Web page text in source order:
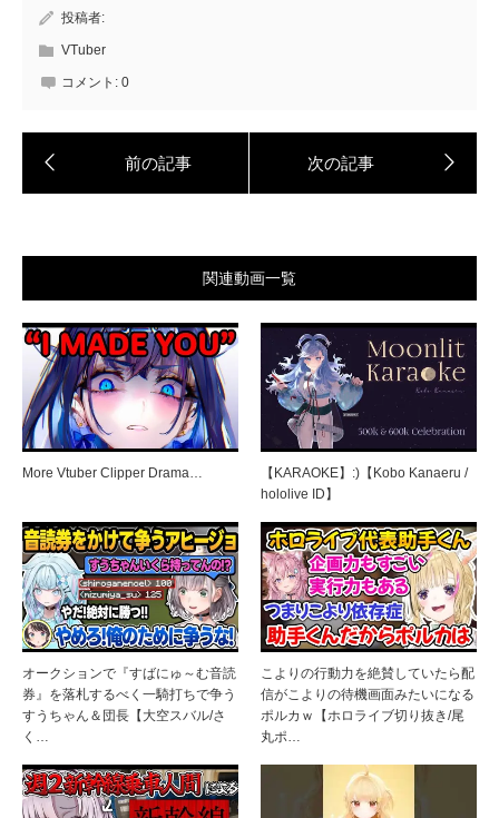
投稿者:
VTuber
コメント: 0
関連動画一覧
More Vtuber Clipper Drama…
【KARAOKE】:)【Kobo Kanaeru /
hololive ID】
オークションで『すばにゅ～む音読
券』を落札するべく一騎打ちで争う
すうちゃん＆団長【大空スバル/さ
く…
こよりの行動力を絶賛していたら配
信がこよりの待機画面みたいになる
ポルカｗ【ホロライブ切り抜き/尾
丸ポ…